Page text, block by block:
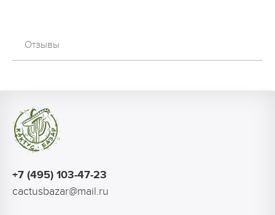
Отзывы
+7 (495) 103-47-23
cactusbazar@mail.ru